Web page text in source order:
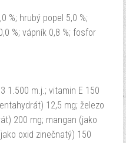
%; hrubý popel 5,0 %;
%; vápník 0,8 %; fosfor
1.500 m.j.; vitamin E 150
12,5 mg; železo
200 mg; mangan (jako
oxid zinečnatý) 150